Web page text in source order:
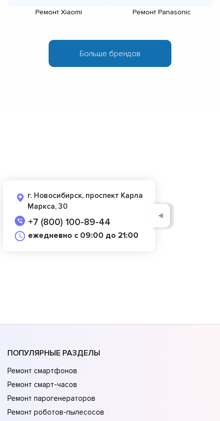
Ремонт Xiaomi Ремонт Panasonic
г. Новосибирск, проспект Карла
Маркса, 30
+7 (800) 100-89-44
ежедневно с 09:00 до 21:00
◄
ПОПУЛЯРНЫЕ РАЗДЕЛЫ
Ремонт смартфонов
Ремонт смарт-часов
Ремонт парогенераторов
Ремонт роботов-пылесосов